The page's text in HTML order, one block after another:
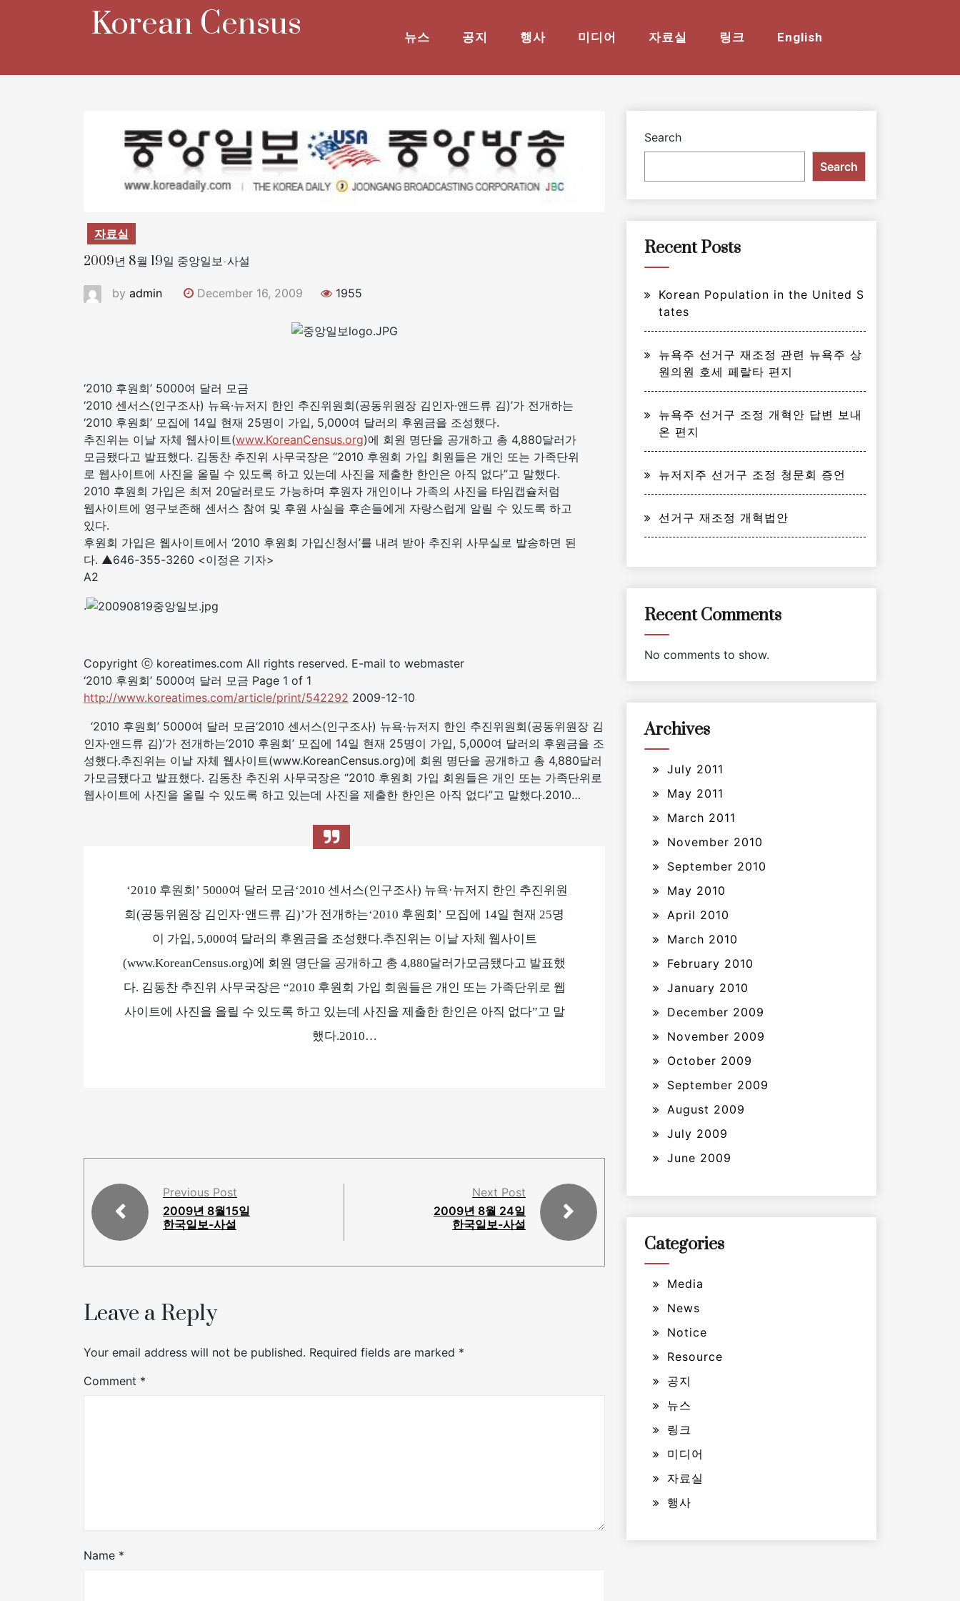
Korean Census 뉴스 공지 행사 미디어 자료실 링크 English
자료실
2009년 8월 19일 중앙일보-사설
by admin December 16, 2009 1955
‘2010 후원회’ 5000여 달러 모금
‘2010 센서스(인구조사) 뉴욕·뉴저지 한인 추진위원회(공동위원장 김인자·앤드류 김)’가 전개하는
‘2010 후원회’ 모집에 14일 현재 25명이 가입, 5,000여 달러의 후원금을 조성했다.
추진위는 이날 자체 웹사이트(www.KoreanCensus.org)에 회원 명단을 공개하고 총 4,880달러가
모금됐다고 발표했다. 김동찬 추진위 사무국장은 “2010 후원회 가입 회원들은 개인 또는 가족단위
로 웹사이트에 사진을 올릴 수 있도록 하고 있는데 사진을 제출한 한인은 아직 없다”고 말했다.
2010 후원회 가입은 최저 20달러로도 가능하며 후원자 개인이나 가족의 사진을 타임캡슐처럼
웹사이트에 영구보존해 센서스 참여 및 후원 사실을 후손들에게 자랑스럽게 알릴 수 있도록 하고
있다.
후원회 가입은 웹사이트에서 ‘2010 후원회 가입신청서’를 내려 받아 추진위 사무실로 발송하면 된
다. ▲646-355-3260 <이정은 기자>
A2
.
Copyright ⓒ koreatimes.com All rights reserved. E-mail to webmaster
‘2010 후원회’ 5000여 달러 모금 Page 1 of 1
http://www.koreatimes.com/article/print/542292 2009-12-10
‘2010 후원회’ 5000여 달러 모금‘2010 센서스(인구조사) 뉴욕·뉴저지 한인 추진위원회(공동위원장 김
인자·앤드류 김)’가 전개하는‘2010 후원회’ 모집에 14일 현재 25명이 가입, 5,000여 달러의 후원금을 조
성했다.추진위는 이날 자체 웹사이트(www.KoreanCensus.org)에 회원 명단을 공개하고 총 4,880달러
가모금됐다고 발표했다. 김동찬 추진위 사무국장은 “2010 후원회 가입 회원들은 개인 또는 가족단위로
웹사이트에 사진을 올릴 수 있도록 하고 있는데 사진을 제출한 한인은 아직 없다”고 말했다.2010…
‘2010 후원회’ 5000여 달러 모금‘2010 센서스(인구조사) 뉴욕·뉴저지 한인 추진위원
회(공동위원장 김인자·앤드류 김)’가 전개하는‘2010 후원회’ 모집에 14일 현재 25명
이 가입, 5,000여 달러의 후원금을 조성했다.추진위는 이날 자체 웹사이트
(www.KoreanCensus.org)에 회원 명단을 공개하고 총 4,880달러가모금됐다고 발표했
다. 김동찬 추진위 사무국장은 “2010 후원회 가입 회원들은 개인 또는 가족단위로 웹
사이트에 사진을 올릴 수 있도록 하고 있는데 사진을 제출한 한인은 아직 없다”고 말
했다.2010…
Previous Post
2009년 8월15일
한국일보-사설
Next Post
2009년 8월 24일
한국일보-사설
Leave a Reply
Your email address will not be published. Required fields are marked *
Comment *
Name *
Search
Search
Recent Posts
Korean Population in the United S
tates
뉴욕주 선거구 재조정 관련 뉴욕주 상
원의원 호세 페랄타 편지
뉴욕주 선거구 조정 개혁안 답변 보내
온 편지
뉴저지주 선거구 조정 청문회 증언
선거구 재조정 개혁법안
Recent Comments
No comments to show.
Archives
July 2011
May 2011
March 2011
November 2010
September 2010
May 2010
April 2010
March 2010
February 2010
January 2010
December 2009
November 2009
October 2009
September 2009
August 2009
July 2009
June 2009
Categories
Media
News
Notice
Resource
공지
뉴스
링크
미디어
자료실
행사